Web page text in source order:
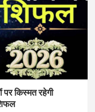
किस्मत रहेगी